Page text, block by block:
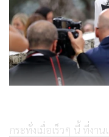
กระทั่งเมื่อเร็วๆ นี้ ที่งา